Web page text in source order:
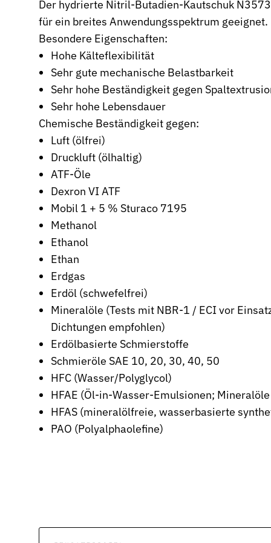
Wehrtechnik & Rüstung
Zuverlässige Dichtungen für sicherheitskritische Systeme
Stangendichtungen
Dichtungen für höchste Ansprüche in Hydraulik und Pneumatik
Sichere Abdichtung von Kolbenbewegungen in Hydraulik- und
O-Ringe
Universelle Dichtungslösung für vielfältige Anwendungen
Rotationsdichtungen
Dichtungslösungen für rotierende Wellen und Rotoren
Abstreifer
Effektiver Schutz vor Schmutz, Staub und Feuchtigkeit
Präzise Führung von Kolben und Stangen, verhindert Metallkontakt
Stützringe
Anti-Extrusions-Element, schützt O-Ringe bei hohem Druck
Dämpfungsringe
Kontrollierte Endlagendämpfung im Pneumatikzylinder
Flachdichtungen
Zuverlässige Abdichtung für plane Flächen, Flansche und
Gummiformteile
Präzise geformte Elastomerbauteile für Dämpfung, Verbindung
Hochleistungsdichtungen für hydraulische Anwendungen
Der hydrierte Nitril-Butadien-Kautschuk
für ein breites Anwendungsspektrum geeignet.
Besondere Eigenschaften:
Hohe Kälteflexibilität
Sehr gute mechanische Belastbarkeit
Sehr hohe Beständigkeit gegen
Sehr hohe Lebensdauer
Chemische Beständigkeit gegen:
Luft (ölfrei)
Druckluft (ölhaltig)
ATF-Öle
Dexron VI ATF
Mobil 1 + 5 % Sturaco 7195
Methanol
Ethanol
Ethan
Erdgas
Erdöl (schwefelfrei)
Mineralöle (Tests mit NBR-1 / ECI vor
Dichtungen empfohlen)
Erdölbasierte Schmierstoffe
Schmieröle SAE 10, 20, 30, 40, 50
HFC (Wasser/Polyglycol)
HFAE (Öl-in-Wasser-Emulsionen;
HFAS (mineralölfreie, wasserbasierte
PAO (Polyalphaolefine)